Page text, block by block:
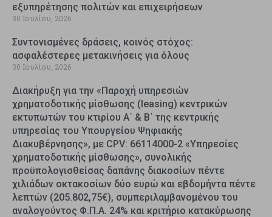
εξυπηρέτησης πολιτών και επιχειρήσεων
30 Ιουλίου, 2026
Συντονισμένες δράσεις, κοινός στόχος:
ασφαλέστερες μετακινήσεις για όλους
30 Ιουλίου, 2026
Διακήρυξη για την «Παροχή υπηρεσιών
χρηματοδοτικής μίσθωσης (leasing) κεντρικών
εκτυπωτών του κτιρίου Α΄ & Β΄ της κεντρικής
υπηρεσίας του Υπουργείου Ψηφιακής
Διακυβέρνησης», με CPV: 66114000-2 «Υπηρεσίες
χρηματοδοτικής μίσθωσης», συνολικής
προϋπολογισθείσας δαπάνης διακοσίων πέντε
χιλιάδων οκτακοσίων δύο ευρώ και εβδομήντα πέντε
λεπτών (205.802,75€), συμπεριλαμβανομένου του
αναλογούντος Φ.Π.Α. 24% και κριτήριο κατακύρωσης